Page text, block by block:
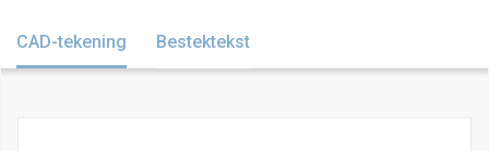
CAD-tekening Bestektekst